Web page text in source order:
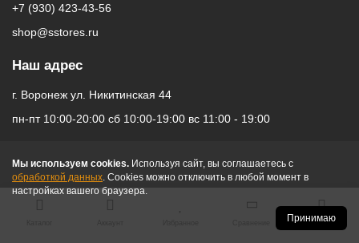
Мы используем cookies. Используя сайт, вы соглашаетесь с
обработкой данных. Cookies можно отключить в любой момент в
настройках вашего браузера.
Принимаю
+7 (930) 423-43-56
shop@sstores.ru
Наш адрес
г. Воронеж ул. Никитинская 44
пн-пт 10:00-20:00 сб 10:00-19:00 вс 11:00 - 19:00
Корзина